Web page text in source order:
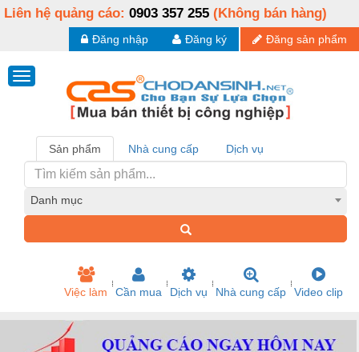
Liên hệ quảng cáo: 0903 357 255 (Không bán hàng)
Đăng sản phẩm
Đăng ký
Đăng nhập
Sản phẩm Nhà cung cấp Dịch vụ
Danh mục
Việc làm Cần mua Dịch vụ Nhà cung cấp Video clip